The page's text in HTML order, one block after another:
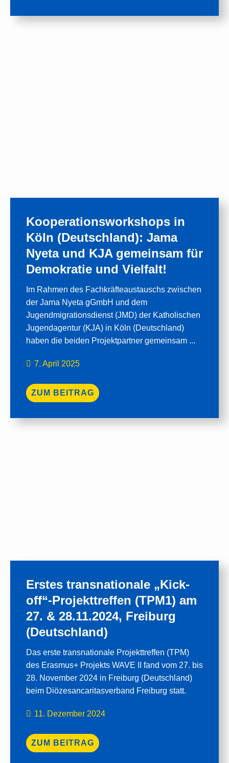
Kooperationsworkshops in
Köln (Deutschland): Jama
Nyeta und KJA gemeinsam für
Demokratie und Vielfalt!
Im Rahmen des Fachkräfteaustauschs zwischen
der Jama Nyeta gGmbH und dem
Jugendmigrationsdienst (JMD) der Katholischen
Jugendagentur (KJA) in Köln (Deutschland)
haben die beiden Projektpartner gemeinsam ...
7. April 2025
ZUM BEITRAG
Erstes transnationale „Kick-
off“-Projekttreffen (TPM1) am
27. & 28.11.2024, Freiburg
(Deutschland)
Das erste transnationale Projekttreffen (TPM)
des Erasmus+ Projekts WAVE II fand vom 27. bis
28. November 2024 in Freiburg (Deutschland)
beim Diözesancaritasverband Freiburg statt.
11. Dezember 2024
ZUM BEITRAG